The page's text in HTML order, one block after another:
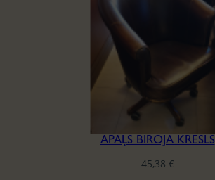
APAĻŠ BIROJA KRĒSLS
45,38 €